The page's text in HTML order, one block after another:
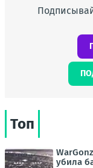
Топ
убила